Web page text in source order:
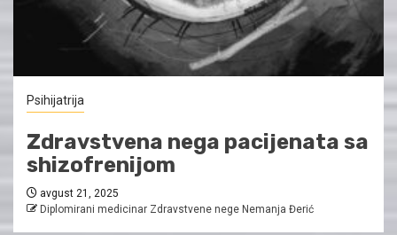
Psihijatrija
Zdravstvena nega pacijenata sa
shizofrenijom
avgust 21, 2025
Diplomirani medicinar Zdravstvene nege Nemanja Đerić